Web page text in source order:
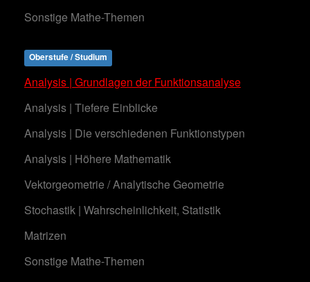
Sonstige Mathe-Themen
Oberstufe / Studium
Analysis | Grundlagen der Funktionsanalyse
Analysis | Tiefere Einblicke
Analysis | Die verschiedenen Funktionstypen
Analysis | Höhere Mathematik
Vektorgeometrie / Analytische Geometrie
Stochastik | Wahrscheinlichkeit, Statistik
Matrizen
Sonstige Mathe-Themen